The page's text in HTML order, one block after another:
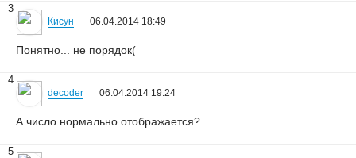
3
Кисун 06.04.2014 18:49
Понятно... не порядок(
4
decoder 06.04.2014 19:24
А число нормально отображается?
5